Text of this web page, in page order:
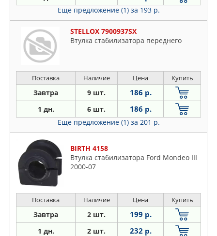
Еще предложение (1) за 193 р.
STELLOX 7900937SX
Втулка стабилизатора переднего
Поставка Наличие Цена Купить
Завтра 9 шт. 186 р.
1 дн. 6 шт. 186 р.
Еще предложение (1) за 201 р.
BIRTH 4158
Втулка стабилизатора Ford Mondeo III
2000-07
Поставка Наличие Цена Купить
Завтра 2 шт. 199 р.
1 дн. 2 шт. 232 р.